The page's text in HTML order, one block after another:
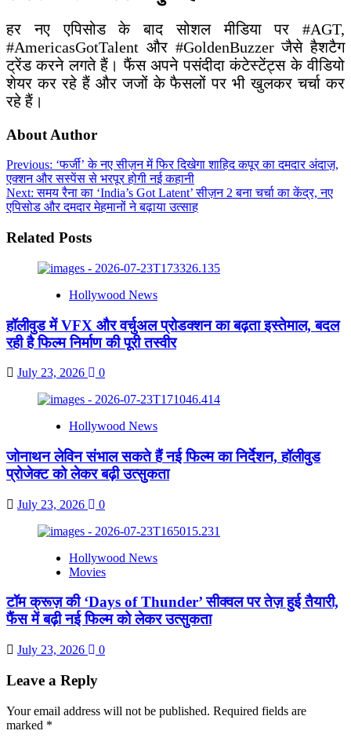
हर नए एपिसोड के बाद सोशल मीडिया पर #AGT,
#AmericasGotTalent और #GoldenBuzzer जैसे हैशटैग
ट्रेंड करने लगते हैं। फैंस अपने पसंदीदा कंटेस्टेंट्स के वीडियो
शेयर कर रहे हैं और जजों के फैसलों पर भी खुलकर चर्चा कर
रहे हैं।
About Author
Post
navigation
Previous: ‘फर्जी’ के नए सीज़न में फिर दिखेगा शाहिद कपूर का दमदार अंदाज़,
एक्शन और सस्पेंस से भरपूर होगी नई कहानी
Next:समय रैना का ‘India’s Got Latent’ सीज़न 2 बना चर्चा का केंद्र, नए
एपिसोड और दमदार मेहमानों ने बढ़ाया उत्साह
Related Posts
Hollywood News
हॉलीवुड में VFX और वर्चुअल प्रोडक्शन का बढ़ता इस्तेमाल, बदल
रही है फिल्म निर्माण की पूरी तस्वीर
July 23, 2026 0
Hollywood News
जोनाथन लेविन संभाल सकते हैं नई फिल्म का निर्देशन, हॉलीवुड
प्रोजेक्ट को लेकर बढ़ी उत्सुकता
July 23, 2026 0
Hollywood News
Movies
टॉम क्रूज़ की ‘Days of Thunder’ सीक्वल पर तेज़ हुई तैयारी,
फैंस में बढ़ी नई फिल्म को लेकर उत्सुकता
July 23, 2026 0
Leave a Reply
Your email address will not be published. Required fields are
marked *